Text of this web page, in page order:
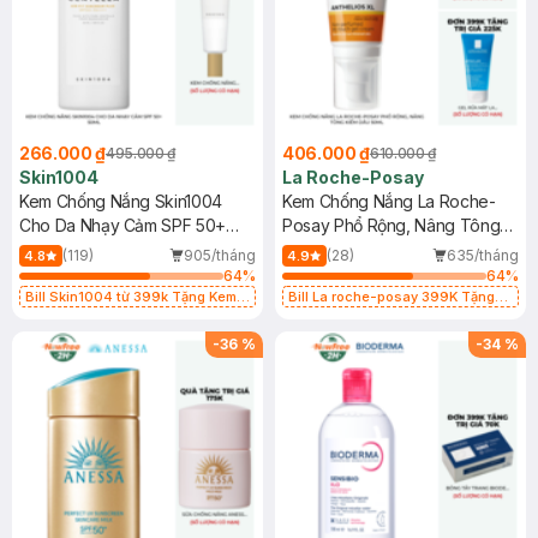
266.000 ₫495.000 ₫
Skin1004
Kem Chống Nắng Skin1004
Cho Da Nhạy Cảm SPF 50+
50ml
4.8 (119)
905/tháng
64%
Bill Skin1004 từ 399k Tặng Kem
SPF 50+ 20ml (SL Có Hạn)
406.000 ₫610.000 ₫
La Roche-Posay
Kem Chống Nắng La Roche-
Posay Phổ Rộng, Nâng Tông
Kiềm Dầu 50ml
4.9 (28)
635/tháng
64%
Bill La roche-posay 399K Tặng
(SL có hạn)
-36 % -34 %